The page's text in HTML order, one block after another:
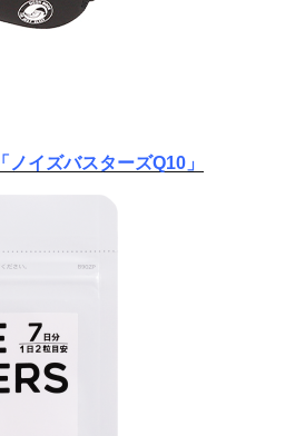
「ノイズバスターズQ10」